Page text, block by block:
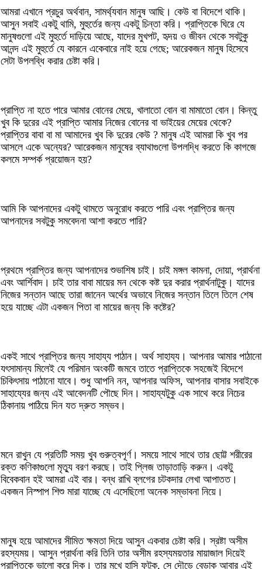
আমরা এখানে প্রচুর অর্থবান, সামর্থ্যবান মানুষ আছি। কেউ বা বিদেশে থাকি।
আসুন সবাই একটু থামি, মুহুর্তের জন্য একটু চিন্তা করি। প্রাপ্তিকে ঘিরে যে
মানুষগুলো এই মুহুর্তে দাড়িয়ে আছে, যাদের মুখপট, হৃদয় ও জীবন থেকে সবটুকু
আনন্দ এই মুহুর্তে যে কারনে একেবারে নাই হয়ে গেছে; আরেকজন মানুষ হিসেবে
সেটা উপলব্ধি করার চেষ্টা করি।
প্রাপ্তি না হতে পারে আমার বোনের মেয়ে, খালাতো বোন বা মামাতো বোন। কিন্তু
খুব কি দুরের এই প্রাপ্তি আমার নিজের বোনের বা ভাইয়ের মেয়ের থেকে?
প্রাপ্তির বাবা বা মা আমাদের খুব কি দুরের কেউ ? মানুষ এই আমরা কি খুব পর
আসলে একে অন্যের? আরেকজন মানুষের ব্যাথাগুলো উপলদ্ধি করতে কি কাগজে
কলমে সম্পর্ক প্রয়োজন হয়?
আমি কি আপনাদের একটু থামতে অনুরোধ করতে পারি এবং প্রাপ্তির জন্য
আপনাদের সবটুকু সমবেদনা আশা করতে পারি?
প্রথমে প্রাপ্তির জন্য আপনাদের শুভাশিষ চাই। চাই মঙ্গল কামনা, দোয়া, প্রার্থনা
এবং আর্শিবাদ। চাই তার বাবা মায়ের মন থেকে কষ্ট দুর করার প্রার্থনাটুকু। যাদের
নিজের সন্তান আছে তারা জানেন অর্থের অভাবে নিজের সন্তান তিলে তিলে শেষ
হয়ে যাচ্ছে এটা একজন পিতা বা মায়ের জন্য কি কষ্টের?
একই সাথে প্রাপ্তির জন্য সাহায্য পাঠান। অর্থ সাহায্য। আপনার আমার পাঠানো
যৎসামান্য মিলেই যে পরিমান অংকটি জমবে তাতে প্রাপ্তিকে সহজেই বিদেশে
চিকিৎসায় পাঠানো যাবে। শুধু আপনি নন, আপনার অফিস, আপনার বাসার সবাইকে
সাহায্যের জন্য এই আবেদনটি পৌছে দিন। সাহায্যটুকু এক সাথে করে নিচের
ঠিকানায় পাঠিয়ে দিন যত দ্রুত সম্ভব।
মনে রাখুন যে প্রতিটি সময় খুব গুরুত্বপূর্ণ। সময়ে সাথে সাথে তার ছোট্ট শরীরের
রক্ত কণিকাগুলো মৃতু্য বরণ করছে। তাই প্লিজ তাড়াতাড়ি করুন। একটু
বিবেকবান হই আমরা এই বার। বন্ধ রাখি ব্লগের চটকদার লেখা আপাতত।
একজন নিস্পাপ শিশু মারা যাচ্ছে যে এসেছিলো অনেক সম্ভাবনা নিয়ে।
মানুষ হয়ে আমাদের সীমিত ক্ষমতা দিয়ে আসুন একবার চেষ্টা করি। স্রষ্টা অসীম
রহস্যময়। আসুন প্রার্থনা করি তিনি তার অসীম রহস্যময়তার মায়াজাল দিয়েই
প্রাপ্তিকে ভালো করে দিক। তার মুখে হাসি ফুটুক, সে দৌড়ে বেড়াক আবার এই